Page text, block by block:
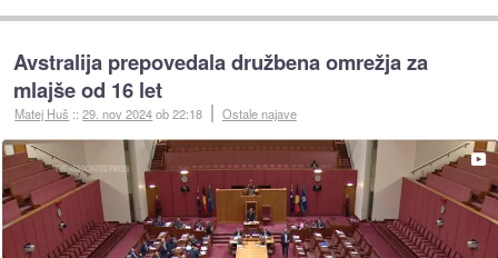
Avstralija prepovedala družbena omrežja za
mlajše od 16 let
Matej Huš ::29. nov 2024ob 22:18 Ostale najave